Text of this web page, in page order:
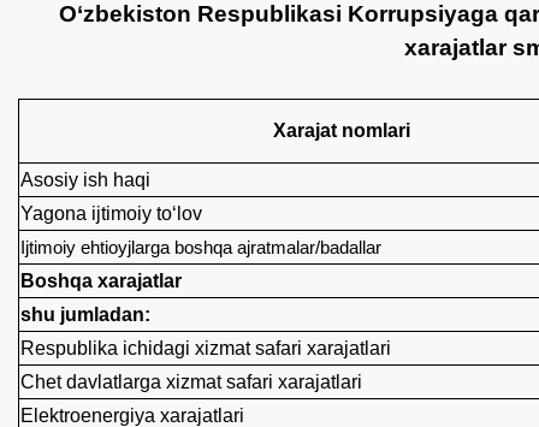
O‘zbekiston Respublikasi Korrupsiyaga
xarajatlar
Xarajat nomlari
Asosiy ish haqi
Yagona ijtimoiy to‘lov
Ijtimoiy ehtioyjlarga boshqa ajratmalar/badallar
Boshqa xarajatlar
shu jumladan:
Respublika ichidagi xizmat safari xarajatlari
Chet davlatlarga xizmat safari xarajatlari
Elektroenergiya xarajatlari